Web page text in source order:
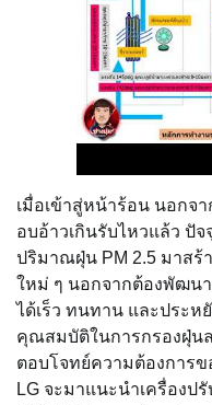
เมื่อเข้าสู่หน้าร้อน นอกจ
อบอ้าวเกินรับไหวแล้ว ปั
ปริมาณฝุ่น PM 2.5 มาสร้
ใหม่ ๆ นอกจากต้องพัฒน
ได้เร็ว ทนทาน และประห
คุณสมบัติในการกรองฝุ่นล
ตอบโจทย์ความต้องการ
LG จะมาแนะนำเครื่องป